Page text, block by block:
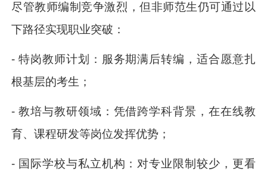
尽管教师编制竞争激烈，但非师范生仍可通过以
下路径实现职业突破：
- 特岗教师计划：服务期满后转编，适合愿意扎
根基层的考生；
- 教培与教研领域：凭借跨学科背景，在在线教
育、课程研发等岗位发挥优势；
- 国际学校与私立机构：对专业限制较少，更看